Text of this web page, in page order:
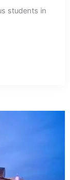
students in